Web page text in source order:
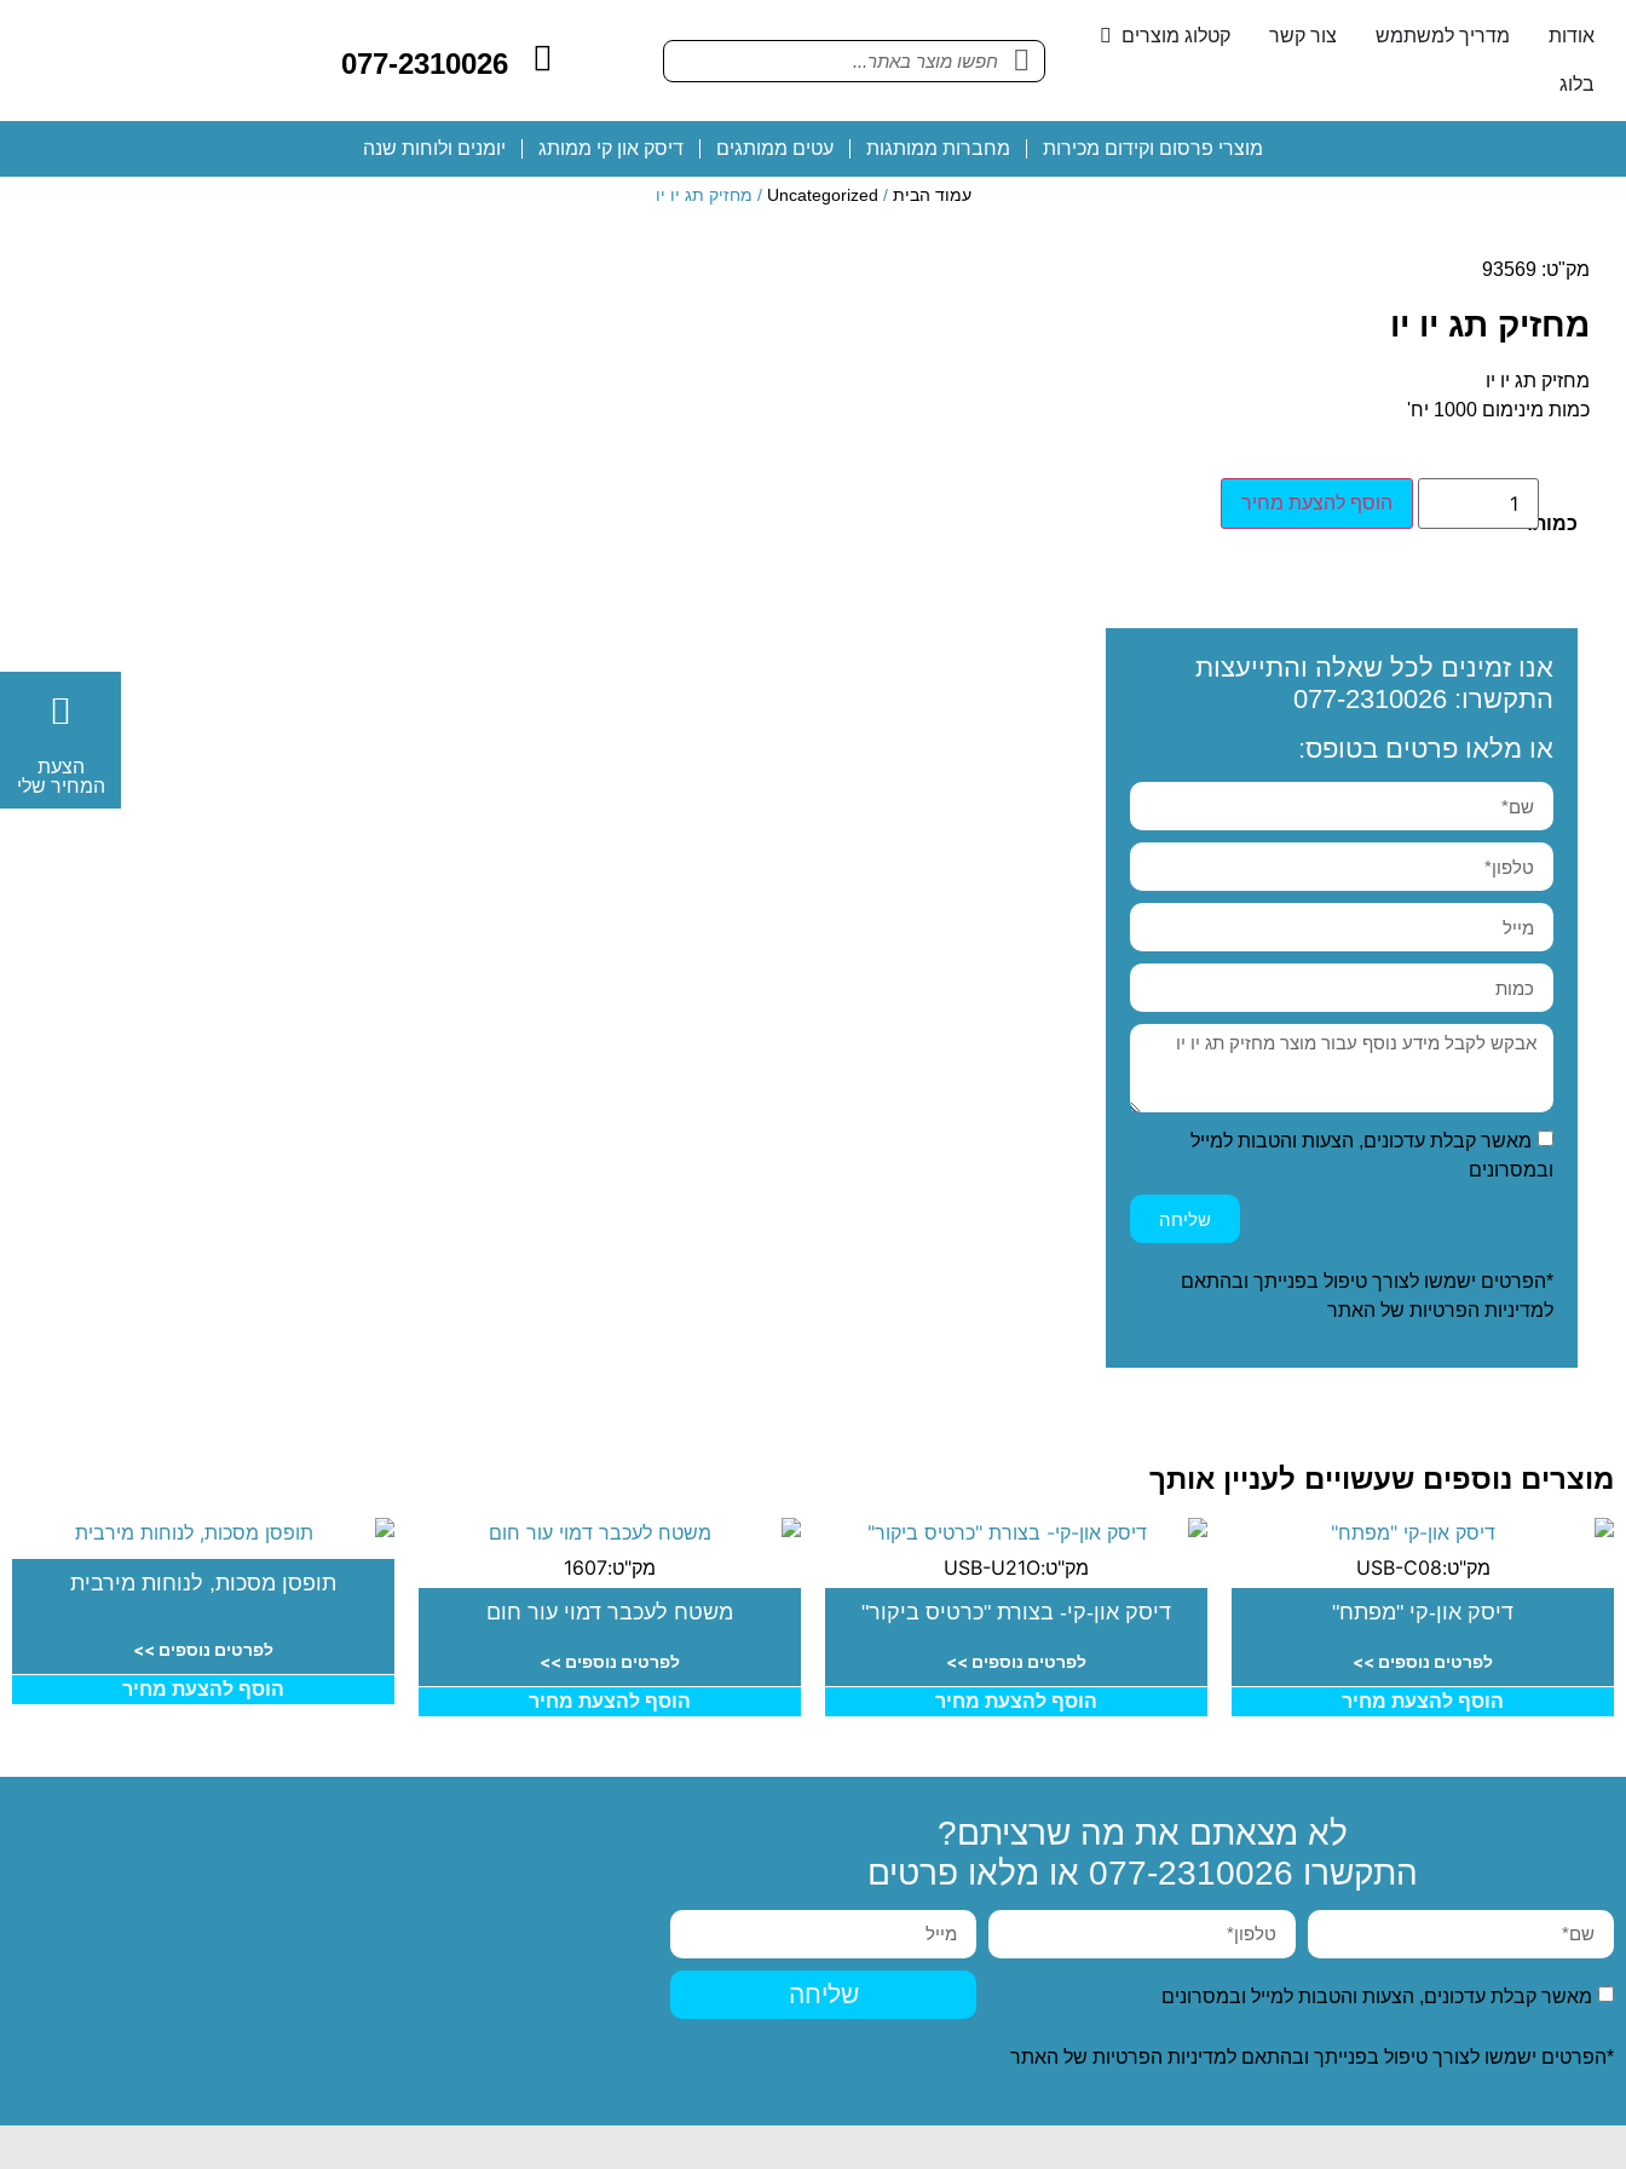
אודות מדריך למשתמש צור קשר קטלוג מוצרים
בלוג
077-2310026
מוצרי פרסום וקידום מכירות מחברות ממותגות עטים ממותגים דיסק און קי ממותג יומנים ולוחות שנה
עמוד הבית /
Uncategorized / מחזיק תג יו יו
מק"ט: 93569
מחזיק תג יו יו
מחזיק תג יו יו
כמות מינימום 1000 יח'
כמות:
הוסף להצעת מחיר
אנו זמינים לכל שאלה והתייעצות
התקשרו: 077-2310026
או מלאו פרטים בטופס:
מאשר קבלת עדכונים, הצעות והטבות למייל
ובמסרונים
שליחה
*הפרטים ישמשו לצורך טיפול בפנייתך ובהתאם
למדיניות הפרטיות של האתר
מוצרים נוספים שעשויים לעניין אותך
מק"ט:USB-C08
דיסק און-קי "מפתח"
לפרטים נוספים >>
הוסף להצעת מחיר
מק"ט:USB-U21O
דיסק און-קי- בצורת "כרטיס ביקור"
לפרטים נוספים >>
הוסף להצעת מחיר
מק"ט:1607
משטח לעכבר דמוי עור חום
לפרטים נוספים >>
הוסף להצעת מחיר
תופסן מסכות, לנוחות מירבית
לפרטים נוספים >>
הוסף להצעת מחיר
לא מצאתם את מה שרציתם?
התקשרו 077-2310026 או מלאו פרטים
מאשר קבלת עדכונים, הצעות והטבות למייל ובמסרונים שליחה
*הפרטים ישמשו לצורך טיפול בפנייתך ובהתאם למדיניות הפרטיות של האתר
הצעת
המחיר שלי